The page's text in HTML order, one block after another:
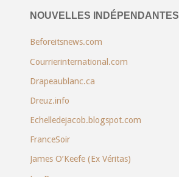
NOUVELLES INDÉPENDANTES
Beforeitsnews.com
Courrierinternational.com
Drapeaublanc.ca
Dreuz.info
Echelledejacob.blogspot.com
FranceSoir
James O’Keefe (Ex Véritas)